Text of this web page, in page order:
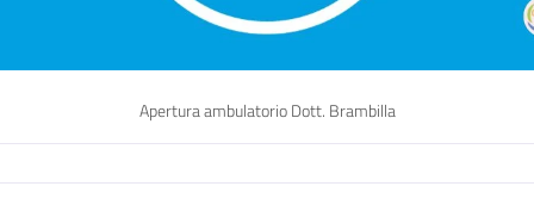
Apertura ambulatorio Dott. Brambilla